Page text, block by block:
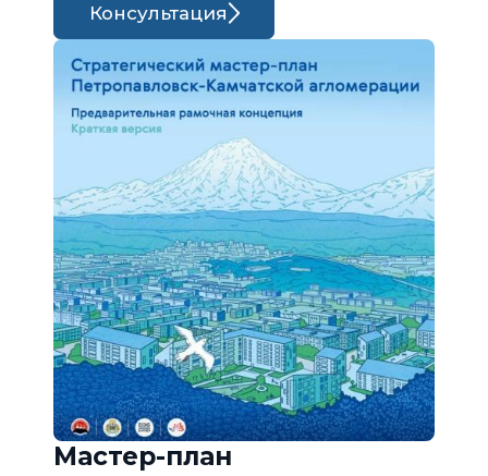
Консультация
Мастер-план